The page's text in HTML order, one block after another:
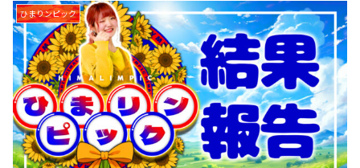
ひまりンピック